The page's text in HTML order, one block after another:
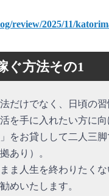
review/2025/11/
ぐ方法その1
だけでなく、日頃の
を手に入れたい方に
をお貸しして二人三脚
あり）。
ま人生を終わりたく
めいたします。